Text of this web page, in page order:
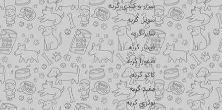
سزار و کندی گربه
سویل گربه
شایر گربه
فیدار گربه
فیفورا گربه
کاکو گربه
مفید گربه
نوتری گربه